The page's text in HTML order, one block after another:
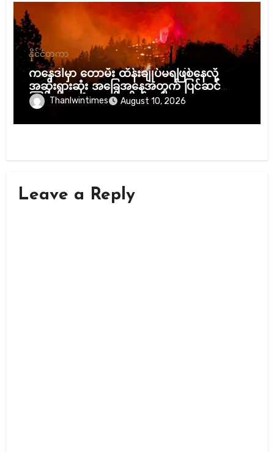
နိုင်ငံတကာ
ကနေဒါမှာ တောမီး ထိန်းချုပ်မရဖြစ်နေလို့
အဆိုးရွားဆုံး အခြေအနေအတွက် ပြင်ဆင်ထား
ကြဖို့ ဒေသခံတွေကို တိုက်တွန်းထား
Thanlwintimes August 10, 2026
Leave a Reply